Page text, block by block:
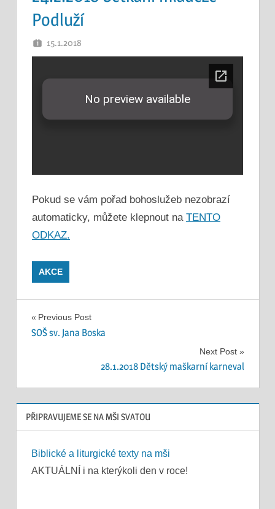
Podluží
15.1.2018
Pokud se vám pořad bohoslužeb nezobrazí
automaticky, můžete klepnout na TENTO
ODKAZ.
AKCE
Navigace
příspěvek
Previous Post
SOŠ sv. Jana Boska
Next Post
28.1.2018 Dětský maškarní karneval
PŘIPRAVUJEME SE NA MŠI SVATOU
Biblické a liturgické texty na mši
AKTUÁLNÍ i na kterýkoli den v roce!